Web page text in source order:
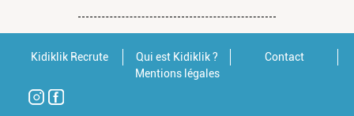
Kidiklik Recrute Qui est Kidiklik ?
Contact
Mentions légales